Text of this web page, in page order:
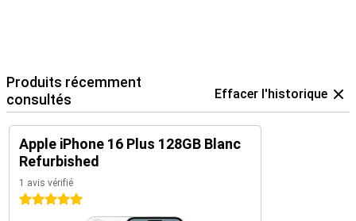
Produits récemment
consultés
Effacer l'historique
Apple iPhone 16 Plus 128GB Blanc
Refurbished
1 avis vérifié
5 étoiles